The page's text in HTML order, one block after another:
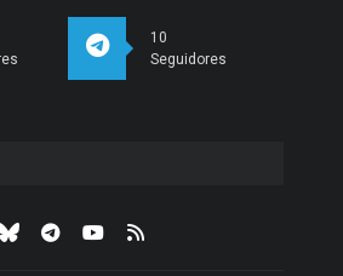
10
Seguidores